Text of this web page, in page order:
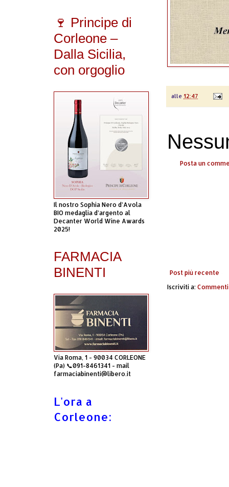
alle 12:47
Posta un
Post più recente
Iscriviti a:
🍷 Principe di
Corleone –
Dalla Sicilia,
con orgoglio
Il nostro Sophia Nero d’Avola
BIO medaglia d’argento al
Decanter World Wine Awards
2025!
FARMACIA
BINENTI
Via Roma, 1 - 90034 CORLEONE
(Pa) 📞091-8461341 - mail
farmaciabinenti@libero.it
L'ora a
Corleone: